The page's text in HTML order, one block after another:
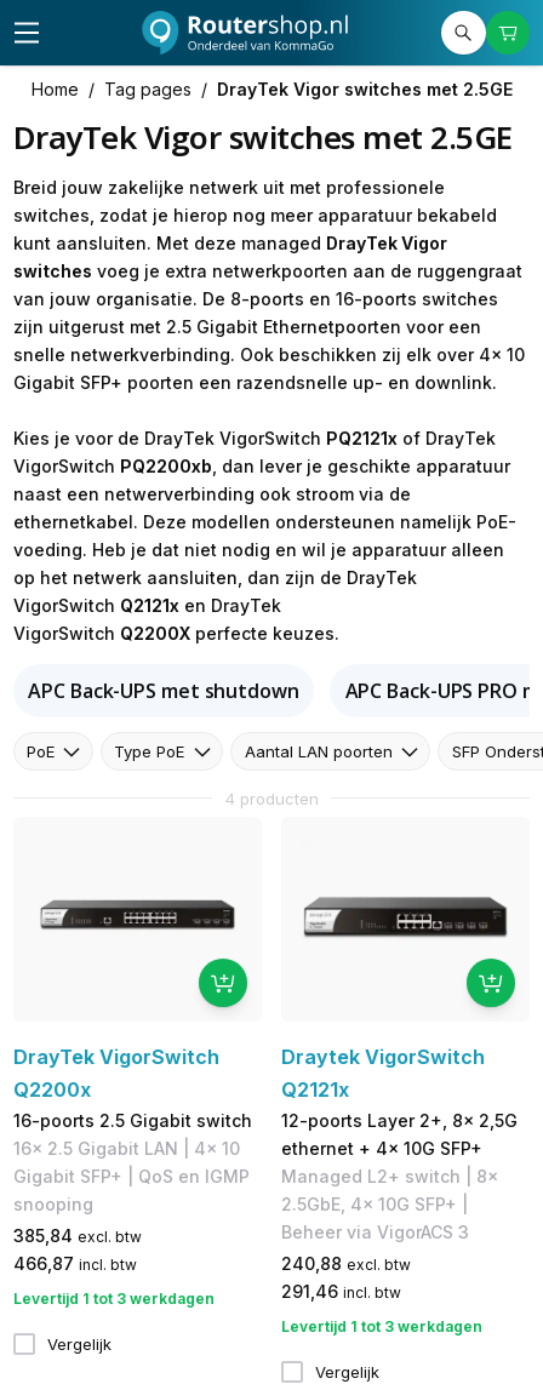
Home / Tag pages / DrayTek Vigor switches met 2.5GE
DrayTek Vigor switches met 2.5GE
Breid jouw zakelijke netwerk uit met professionele
switches, zodat je hierop nog meer apparatuur bekabeld
kunt aansluiten. Met deze managed DrayTek Vigor
switches voeg je extra netwerkpoorten aan de ruggengraat
van jouw organisatie. De 8-poorts en 16-poorts switches
zijn uitgerust met 2.5 Gigabit Ethernetpoorten voor een
snelle netwerkverbinding. Ook beschikken zij elk over 4x 10
Gigabit SFP+ poorten een razendsnelle up- en downlink.
Kies je voor de DrayTek VigorSwitch PQ2121x of DrayTek
VigorSwitch PQ2200xb , dan lever je geschikte apparatuur
naast een netwerverbinding ook stroom via de
ethernetkabel. Deze modellen ondersteunen namelijk PoE-
voeding. Heb je dat niet nodig en wil je apparatuur alleen
op het netwerk aansluiten, dan zijn de DrayTek
VigorSwitch Q2121x en DrayTek
VigorSwitch Q2200Xperfecte keuzes.
APC Back-UPS met shutdown APC Back-UPS PRO
PoE Type PoE Aantal LAN poorten SFP
4 producten
DrayTek VigorSwitch
Q2200x
16-poorts 2.5 Gigabit switch
16x 2.5 Gigabit LAN | 4x 10
Gigabit SFP+ | QoS en IGMP
snooping
385,84 excl. btw
466,87 incl. btw
Levertijd 1 tot 3 werkdagen
Vergelijk
Draytek VigorSwitch
Q2121x
12-poorts Layer 2+, 8x 2,5G
ethernet + 4x 10G SFP+
Managed L2+ switch | 8x
2.5GbE, 4x 10G SFP+ |
Beheer via VigorACS 3
240,88 excl. btw
291,46 incl. btw
Levertijd 1 tot 3 werkdagen
Vergelijk